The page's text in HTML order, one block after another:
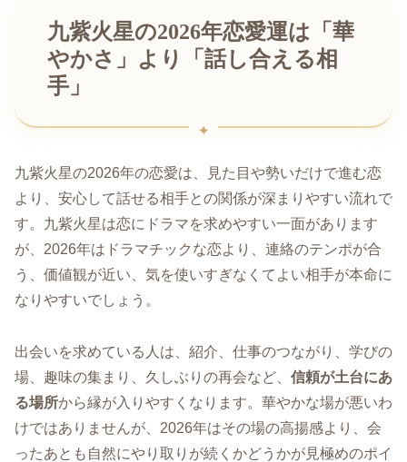
九紫火星の2026年恋愛運は「華
やかさ」より「話し合える相
手」
九紫火星の2026年の恋愛は、見た目や勢いだけで進む恋
より、安心して話せる相手との関係が深まりやすい流れで
す。九紫火星は恋にドラマを求めやすい一面があります
が、2026年はドラマチックな恋より、連絡のテンポが合
う、価値観が近い、気を使いすぎなくてよい相手が本命に
なりやすいでしょう。
出会いを求めている人は、紹介、仕事のつながり、学びの
場、趣味の集まり、久しぶりの再会など、 信頼が土台にあ
る場所から縁が入りやすくなります。華やかな場が悪いわ
けではありませんが、2026年はその場の高揚感より、会
ったあとも自然にやり取りが続くかどうかが見極めのポイ